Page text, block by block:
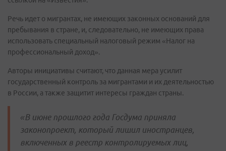
Речь идет о мигрантах, не имеющих законных оснований для
пребывания в стране, и, следовательно, не имеющих права
использовать специальный налоговый режим «Налог на
профессиональный доход».
Авторы инициативы считают, что данная мера усилит
государственный контроль за мигрантами и их деятельностью
в России, а также защитит интересы граждан страны.
«В июне прошлого года Госдума приняла
законопроект, который лишил иностранцев,
включенных в реестр контролируемых лиц,